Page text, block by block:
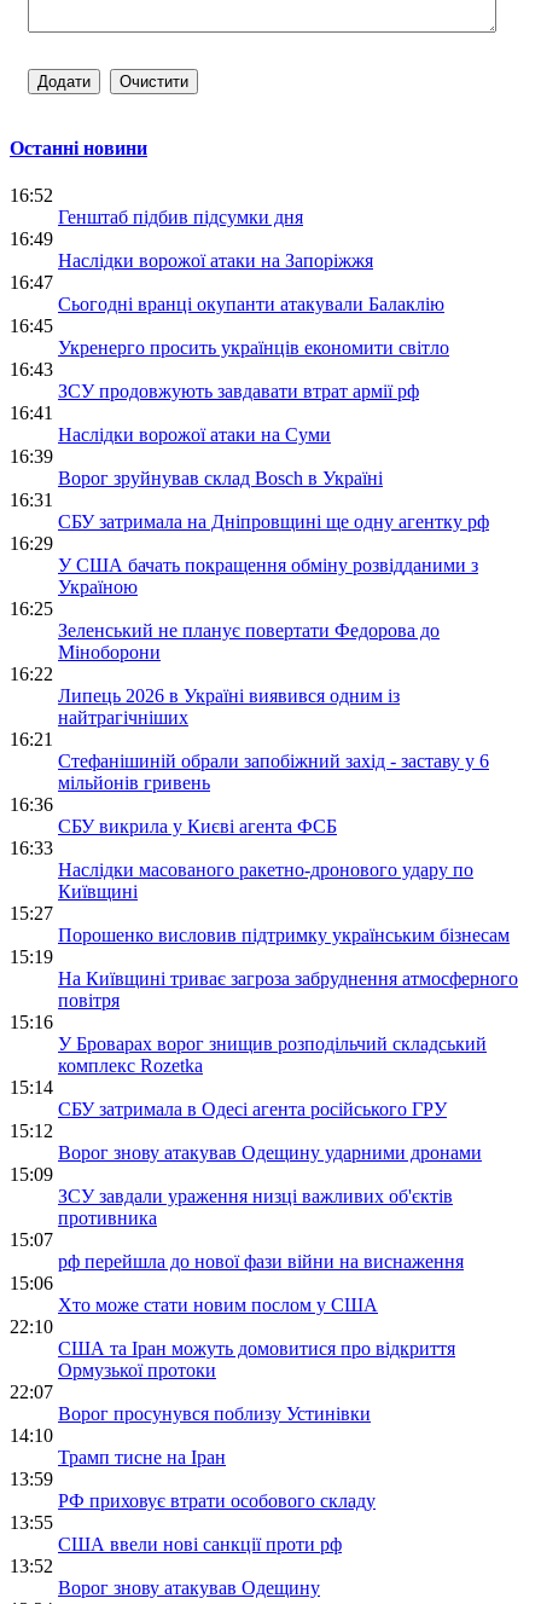
Останні новини
16:52
Генштаб підбив підсумки дня
16:49
Наслідки ворожої атаки на Запоріжжя
16:47
Сьогодні вранці окупанти атакували Балаклію
16:45
Укренерго просить українців економити світло
16:43
ЗСУ продовжують завдавати втрат армії рф
16:41
Наслідки ворожої атаки на Суми
16:39
Ворог зруйнував склад Bosch в Україні
16:31
СБУ затримала на Дніпровщині ще одну агентку рф
16:29
У США бачать покращення обміну розвідданими з
Україною
16:25
Зеленський не планує повертати Федорова до
Міноборони
16:22
Липець 2026 в Україні виявився одним із
найтрагічніших
16:21
Стефанішиній обрали запобіжний захід - заставу у 6
мільйонів гривень
16:36
СБУ викрила у Києві агента ФСБ
16:33
Наслідки масованого ракетно-дронового удару по
Київщині
15:27
Порошенко висловив підтримку українським бізнесам
15:19
На Київщині триває загроза забруднення атмосферного
повітря
15:16
У Броварах ворог знищив розподільчий складський
комплекс Rozetka
15:14
СБУ затримала в Одесі агента російського ГРУ
15:12
Ворог знову атакував Одещину ударними дронами
15:09
ЗСУ завдали ураження низці важливих об'єктів
противника
15:07
рф перейшла до нової фази війни на виснаження
15:06
Хто може стати новим послом у США
22:10
США та Іран можуть домовитися про відкриття
Ормузької протоки
22:07
Ворог просунувся поблизу Устинівки
14:10
Трамп тисне на Іран
13:59
РФ приховує втрати особового складу
13:55
США ввели нові санкції проти рф
13:52
Ворог знову атакував Одещину